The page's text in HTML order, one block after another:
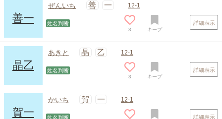
善一
ぜんいち 善 一 12-1
姓名判断
3 キープ
詳細表示
晶乙
あきと 晶 乙 12-1
姓名判断
3 キープ
詳細表示
賀一
かいち 賀 一 12-1
姓名判断 詳細表示